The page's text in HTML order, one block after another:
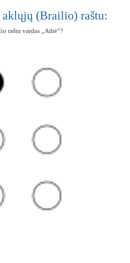
aklųjų (Brailio) raštu:
raštu vardas „Adrė“?